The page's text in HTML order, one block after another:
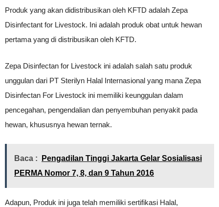
Produk yang akan didistribusikan oleh KFTD adalah Zepa
Disinfectant for Livestock. Ini adalah produk obat untuk hewan
pertama yang di distribusikan oleh KFTD.
Zepa Disinfectan for Livestock ini adalah salah satu produk
unggulan dari PT Sterilyn Halal Internasional yang mana Zepa
Disinfectan For Livestock ini memiliki keunggulan dalam
pencegahan, pengendalian dan penyembuhan penyakit pada
hewan, khususnya hewan ternak.
Baca :
Pengadilan Tinggi Jakarta Gelar Sosialisasi
PERMA Nomor 7, 8, dan 9 Tahun 2016
Adapun, Produk ini juga telah memiliki sertifikasi Halal,